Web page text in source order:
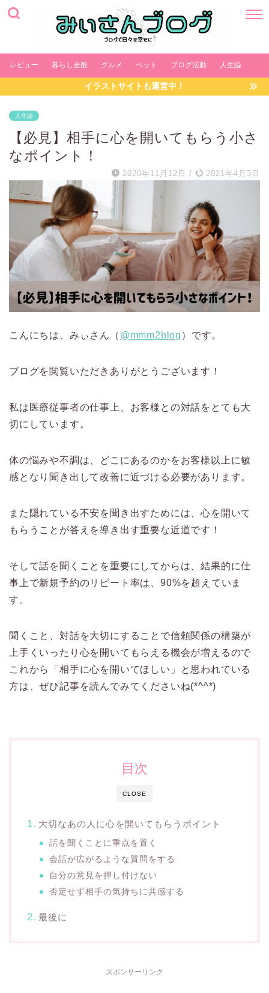
レビュー 暮らし全般 グルメ ペット ブログ活動 人生論
イラストサイトも運営中！
人生論
【必見】相手に心を開いてもらう小さ
なポイント！
2020年11月12日 / 2021年4月3日
こんにちは、みぃさん（ @mmm2blog ）です。
ブログを閲覧いただきありがとうございます！
私は医療従事者の仕事上、お客様との対話をとても大
切にしています。
体の悩みや不調は、どこにあるのかをお客様以上に敏
感となり聞き出して改善に近づける必要があります。
また隠れている不安を聞き出すためには、心を開いて
もらうことが答えを導き出す重要な近道です！
そして話を聞くことを重要にしてからは、結果的に仕
事上で新規予約のリピート率は、90%を超えていま
す。
聞くこと、対話を大切にすることで信頼関係の構築が
上手くいったり心を開いてもらえる機会が増えるので
これから「相手に心を開いてほしい」と思われている
方は、ぜひ記事を読んでみてくださいね(*^^*)
CLOSE
目次
大切なあの人に心を開いてもらうポイント
話を聞くことに重点を置く
会話が広がるような質問をする
自分の意見を押し付けない
否定せず相手の気持ちに共感する
最後に
スポンサーリンク